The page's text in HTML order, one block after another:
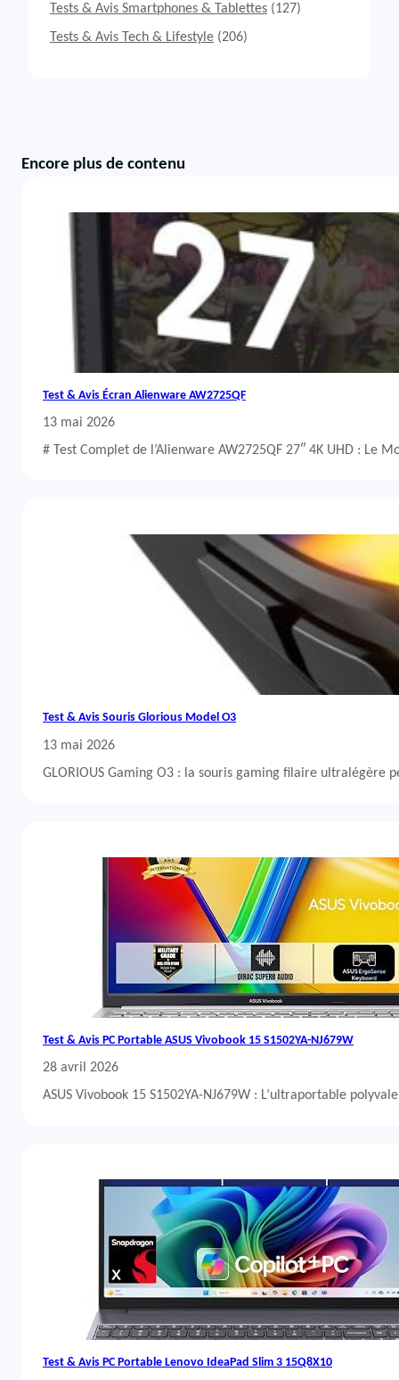
Tests & Avis Smartphones & Tablettes (127)
Tests & Avis Tech & Lifestyle (206)
Encore plus de contenu
Test & Avis Écran Alienware AW2725QF
13 mai 2026
# Test Complet de l’Alienware AW2725QF 27″ 4K UHD : Le
Test & Avis Souris Glorious Model O3
13 mai 2026
GLORIOUS Gaming O3 : la souris gaming filaire ultralégère
Test & Avis PC Portable ASUS Vivobook 15 S1502YA-NJ679W
28 avril 2026
ASUS Vivobook 15 S1502YA-NJ679W : L’ultraportable
Test & Avis PC Portable Lenovo IdeaPad Slim 3 15Q8X10